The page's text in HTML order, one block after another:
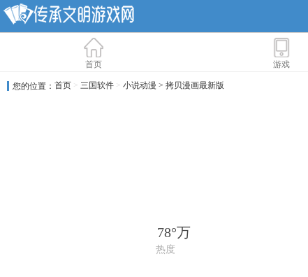
首页 游戏
您的位置： 首页 > 三国软件 > 小说动漫 > 拷贝漫画最新版
78°万
热度